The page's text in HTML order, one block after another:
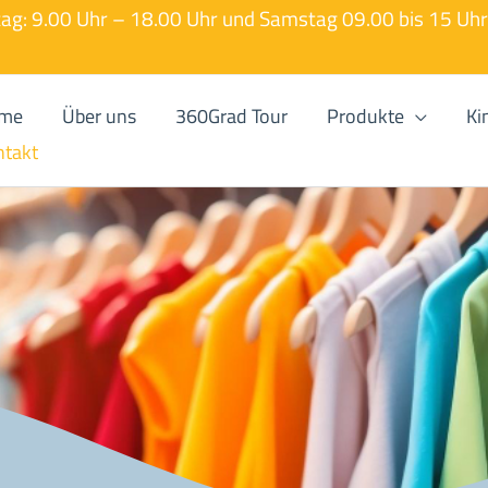
9.00 Uhr – 18.00 Uhr und Samstag 09.00 bis 15
Über uns 360Grad Tour Produkte